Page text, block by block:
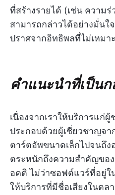
ที่สร้างรายได้ (เช่น ความ
สามารถกล่าวได้อย่างมั่นใ
ปราศจากอิทธิพลที่ไม่เหมา
คำแนะนำที่เป็น
เนื่องจากเราให้บริการแก่
ประกอบด้วยผู้เชี่ยวชาญจ
ตาร์ตอัพขนาดเล็กไปจนถึง
ตระหนักถึงความสำคัญขอ
อคติ ไม่ว่าซอฟต์แวร์ที่อยู่ใ
ให้บริการที่มีชื่อเสียงในต